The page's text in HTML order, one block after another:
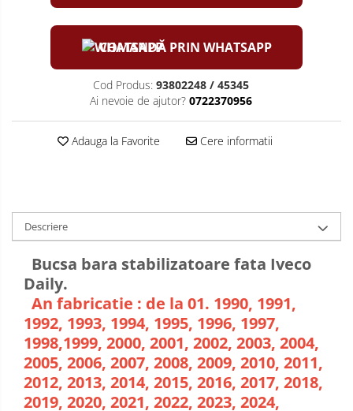
COMANDĂ PRIN WHATSAPP
Cod Produs: 93802248 / 45345
Ai nevoie de ajutor? 0722370956
Adauga la Favorite Cere informatii
Descriere
Bucsa bara stabilizatoare fata Iveco
Daily.
An fabricatie : de la 01. 1990, 1991,
1992, 1993, 1994, 1995, 1996, 1997,
1998,1999, 2000, 2001, 2002, 2003, 2004,
2005, 2006, 2007, 2008, 2009, 2010, 2011,
2012, 2013, 2014, 2015, 2016, 2017, 2018,
2019, 2020, 2021, 2022, 2023, 2024,